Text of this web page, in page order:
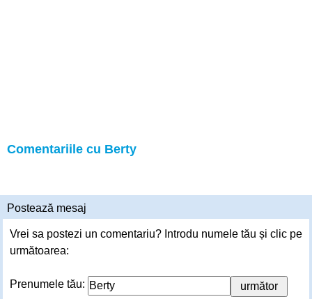
Comentariile cu Berty
Postează mesaj
Vrei sa postezi un comentariu? Introdu numele tău și clic pe
următoarea:
Prenumele tău: